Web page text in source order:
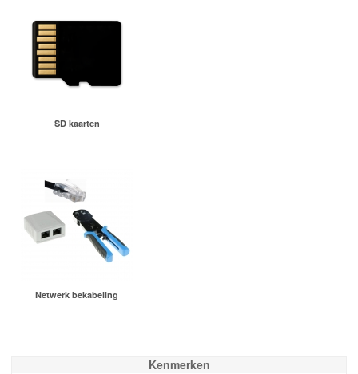
SD kaarten
Netwerk bekabeling
Kenmerken